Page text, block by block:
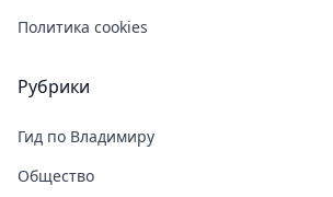
Политика cookies
Рубрики
Гид по Владимиру
Общество